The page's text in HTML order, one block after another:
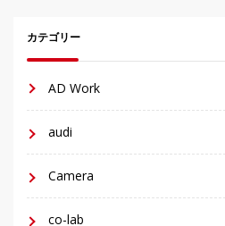
カテゴリー
AD Work
audi
Camera
co-lab